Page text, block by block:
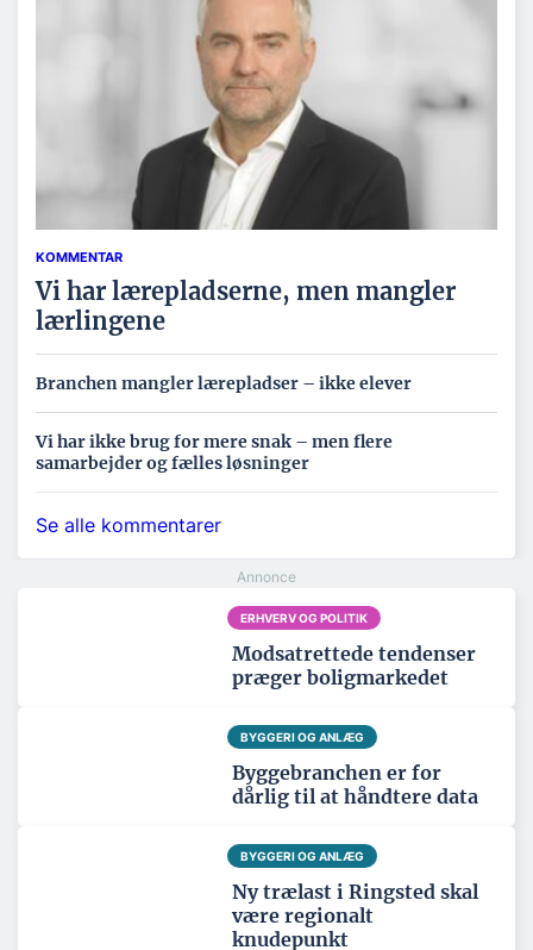
KOMMENTAR
Vi har lærepladserne, men mangler
lærlingene
Branchen mangler lærepladser – ikke elever
Vi har ikke brug for mere snak – men flere
samarbejder og fælles løsninger
Se alle kommentarer
ERHVERV OG POLITIK
Modsatrettede tendenser
præger boligmarkedet
BYGGERI OG ANLÆG
Byggebranchen er for
dårlig til at håndtere data
BYGGERI OG ANLÆG
Ny trælast i Ringsted skal
være regionalt
knudepunkt